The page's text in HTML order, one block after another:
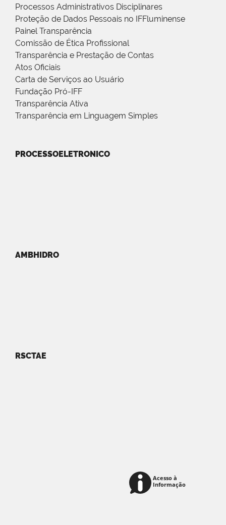
Processos Administrativos Disciplinares
Proteção de Dados Pessoais no IFFluminense
Painel Transparência
Comissão de Ética Profissional
Transparência e Prestação de Contas
Atos Oficiais
Carta de Serviços ao Usuário
Fundação Pró-IFF
Transparência Ativa
Transparência em Linguagem Simples
PROCESSOELETRONICO
AMBHIDRO
RSCTAE